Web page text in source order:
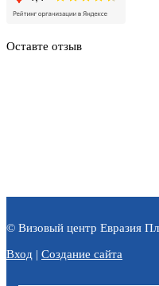
Оставте отзыв
© Визовый центр Евразия
Вход | Создание сайта